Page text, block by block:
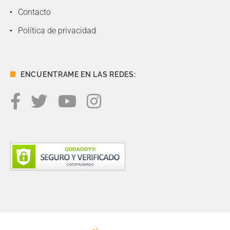
Contacto
Política de privacidad
ENCUENTRAME EN LAS REDES: